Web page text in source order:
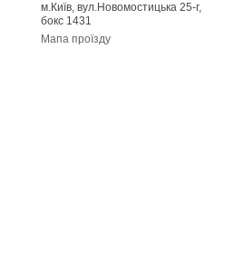
м.Київ, вул.Новомостицька 25-г,
бокс 1431
Мапа проїзду